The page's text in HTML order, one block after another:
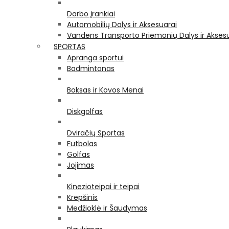
Darbo Įrankiai
Automobilių Dalys ir Aksesuarai
Vandens Transporto Priemonių Dalys ir
SPORTAS
Apranga sportui
Badmintonas
Boksas ir Kovos Menai
Diskgolfas
Dviračių Sportas
Futbolas
Golfas
Jojimas
Kinezioteipai ir teipai
Krepšinis
Medžioklė ir Šaudymas